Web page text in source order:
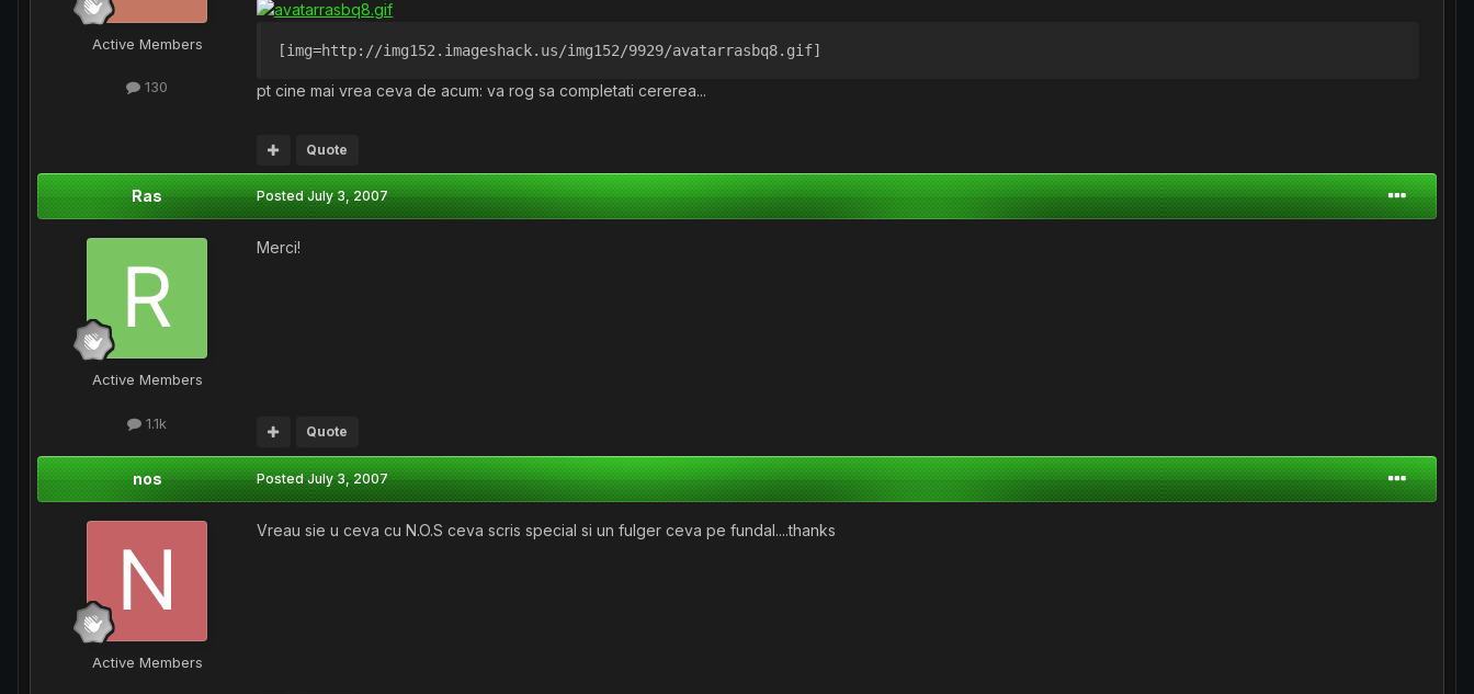
Active Members
130
[img=http://img152.imageshack.us/img152/9929/avatarrasbq8.gif]
pt cine mai vrea ceva de acum: va rog sa completati cererea...
Quote
Ras
Active Members
1.1k
PostedJuly 3, 2007
Merci!
Quote
nos
Active Members
PostedJuly 3, 2007
Vreau sie u ceva cu N.O.S ceva scris special si un fulger ceva pe fundal....thanks